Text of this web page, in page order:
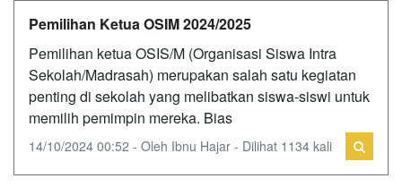
Pemilihan Ketua OSIM 2024/2025
Pemilihan ketua OSIS/M (Organisasi Siswa Intra
Sekolah/Madrasah) merupakan salah satu kegiatan
penting di sekolah yang melibatkan siswa-siswi untuk
memilih pemimpin mereka. Bias
14/10/2024 00:52 - Oleh Ibnu Hajar - Dilihat 1134 kali